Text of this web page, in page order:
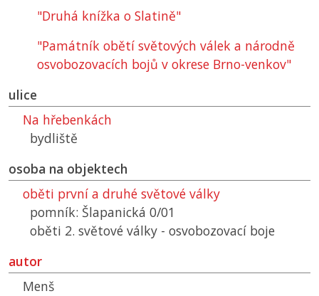
"Druhá knížka o Slatině"
"Památník obětí světových válek a národně
osvobozovacích bojů v okrese Brno-venkov"
ulice
Na hřebenkách
bydliště
osoba na objektech
oběti první a druhé světové války
pomník: Šlapanická 0/01
oběti 2. světové války - osvobozovací boje
autor
Menš